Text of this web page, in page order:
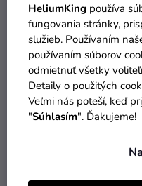
HeliumKing používa
fungovania stránky,
služieb. Používaním
používaním súborov
odmietnuť všetky
Detaily o použitých
Veľmi nás poteší, keď
"Súhlasím". Ďakujeme!
Pampová tráva - Ružová
100 - 135 cm 3 ks